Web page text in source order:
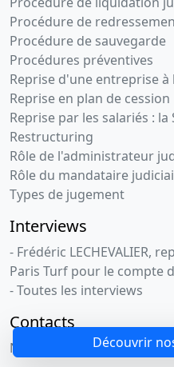
Découvrir
Procédure de
Procédure de sauvegarde
Procédures préventives
Reprise d'une entreprise à
Reprise en plan de cession
Reprise par les salariés : la
Restructuring
Rôle de l'administrateur
Rôle du mandataire
Types de jugement
Interviews
- Frédéric LECHEVALIER,
Paris Turf pour le compte
- Toutes les interviews
Contacts
Nous contacter